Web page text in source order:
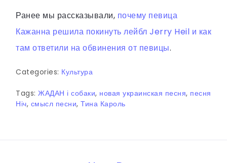
Ранее мы рассказывали, почему певица
Кажанна решила покинуть лейбл Jerry Heil и как
там ответили на обвинения от певицы.
Categories: Культура
Tags: ЖАДАН і собаки, новая украинская песня, песня
Ніч, смысл песни, Тина Кароль